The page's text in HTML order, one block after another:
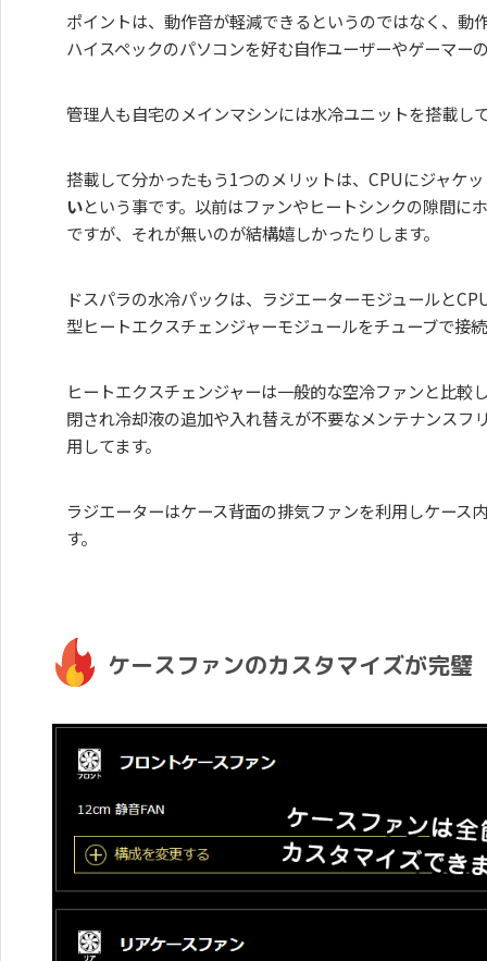
ポイントは、動作音が軽減できるというのではなく、動
ハイスペックのパソコンを好む自作ユーザーやゲーマー
管理人も自宅のメインマシンには水冷ユニットを搭載し
搭載して分かったもう1つのメリットは、CPUにジャケ
いという事です。以前はファンやヒートシンクの隙間に
ですが、それが無いのが結構嬉しかったりします。
ドスパラの水冷パックは、ラジエーターモジュールと
型ヒートエクスチェンジャーモジュールをチューブで接
ヒートエクスチェンジャーは一般的な空冷ファンと比較
閉され冷却液の追加や入れ替えが不要なメンテナンスフ
用してます。
ラジエーターはケース背面の排気ファンを利用しケース
す。
ケースファンのカスタマイズが完璧